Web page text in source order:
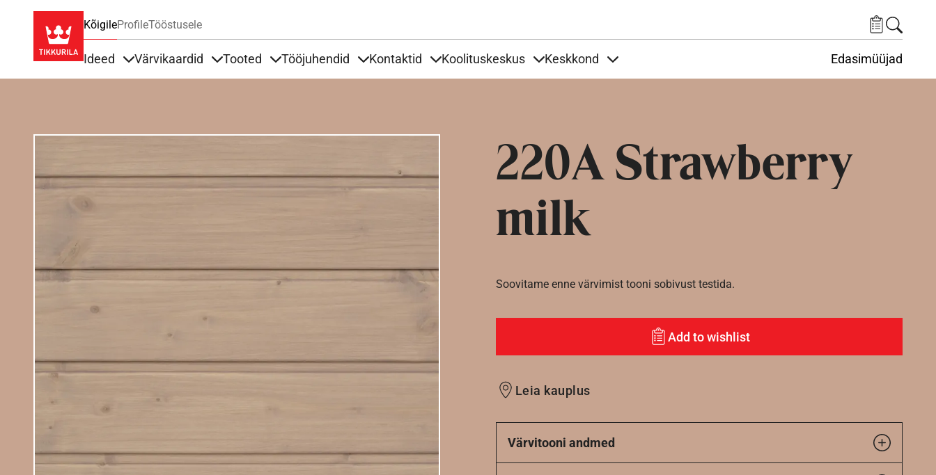
KõigileProfileTööstusele
Ideed Värvikaardid Tooted Tööjuhendid Kontaktid Koolituskeskus Keskkond Edasimüüjad
220A Strawberry
milk
Soovitame enne värvimist tooni sobivust testida.
Add to wishlist
Leia kauplus
Värvitooni andmed